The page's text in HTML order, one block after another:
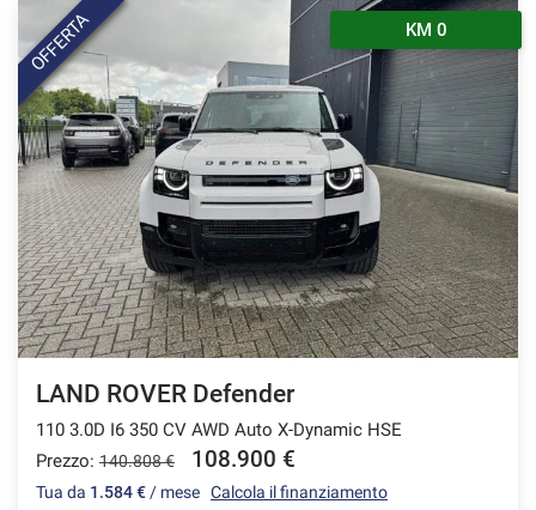
OFFERTA KM 0
LAND ROVER Defender
110 3.0D I6 350 CV AWD Auto X-Dynamic HSE
Prezzo: 140.808 € 108.900 €
Tua da 1.584 € / mese Calcola il finanziamento